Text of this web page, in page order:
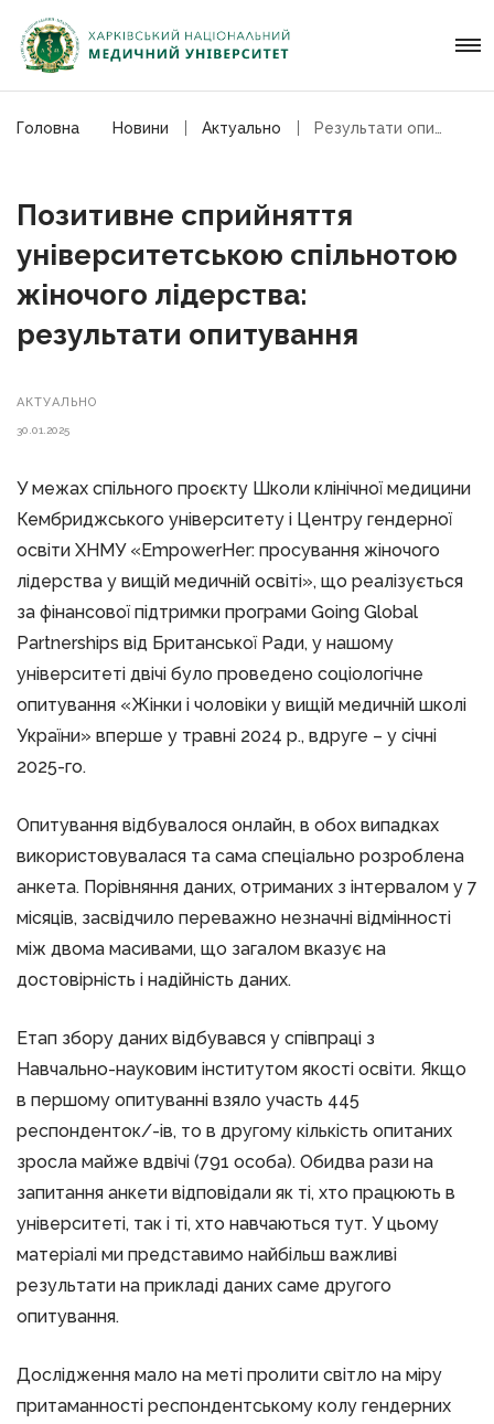
Головна Новини Актуально
Позитивне сприйняття
університетською спільнотою
жіночого лідерства:
результати опитування
АКТУАЛЬНО
30.01.2025
У межах спільного проєкту Школи клінічної медицини
Кембриджського університету і Центру гендерної
освіти ХНМУ «EmpowerHer: просування жіночого
лідерства у вищій медичній освіті», що реалізується
за фінансової підтримки програми Going Global
Partnerships від Британської Ради, у нашому
університеті двічі було проведено соціологічне
опитування «Жінки і чоловіки у вищій медичній школі
України» вперше у травні 2024 р., вдруге – у січні
2025-го.
Опитування відбувалося онлайн, в обох випадках
використовувалася та сама спеціально розроблена
анкета. Порівняння даних, отриманих з інтервалом у 7
місяців, засвідчило переважно незначні відмінності
між двома масивами, що загалом вказує на
достовірність і надійність даних.
Етап збору даних відбувався у співпраці з
Навчально-науковим інститутом якості освіти. Якщо
в першому опитуванні взяло участь 445
респонденток/-ів, то в другому кількість опитаних
зросла майже вдвічі (791 особа). Обидва рази на
запитання анкети відповідали як ті, хто працюють в
університеті, так і ті, хто навчаються тут. У цьому
матеріалі ми представимо найбільш важливі
результати на прикладі даних саме другого
опитування.
Дослідження мало на меті пролити світло на міру
притаманності респондентському колу гендерних